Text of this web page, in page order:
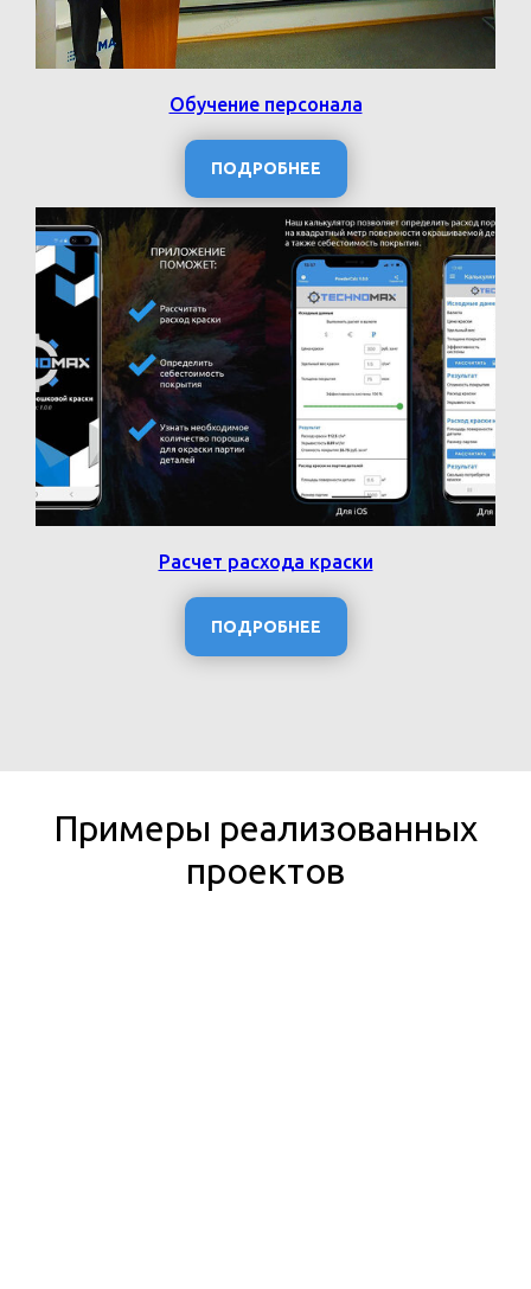
Обучение персонала
ПОДРОБНЕЕ
Расчет расхода краски
ПОДРОБНЕЕ
Примеры реализованных
проектов